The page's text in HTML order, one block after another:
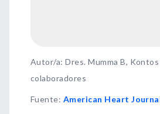
Autor/a: Dres. Mumma B,
colaboradores
Fuente: American Heart